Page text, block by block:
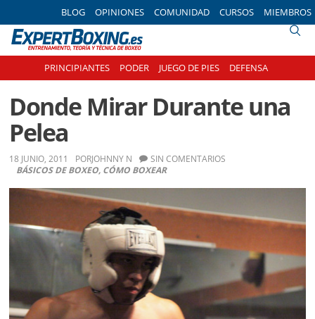
to
primary
navigation
to
main
to
primary
to
footer
BLOG OPINIONES COMUNIDAD CURSOS MIEMBROS
PRINCIPIANTES PODER JUEGO DE PIES DEFENSA
Donde Mirar Durante una
Pelea
18 JUNIO, 2011 PORJOHNNY N
BÁSICOS DE BOXEO, CÓMO BOXEAR
SIN COMENTARIOS